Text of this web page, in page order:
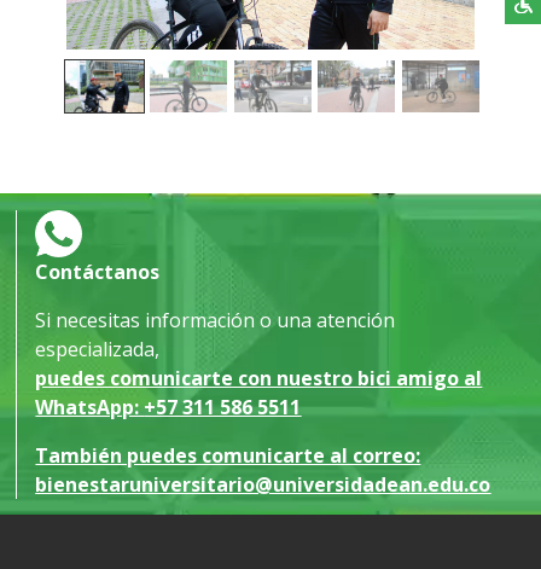
Contáctanos
Si necesitas información o una atención
especializada,
puedes comunicarte con nuestro bici amigo al
WhatsApp: +57 311 586 5511
También puedes comunicarte al correo:
bienestaruniversitario@universidadean.edu.co